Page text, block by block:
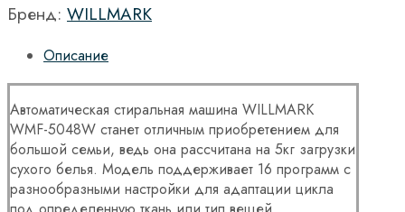
Бренд: WILLMARK
Описание
Автоматическая стиральная машина WILLMARK
WMF-5048W станет отличным приобретением для
большой семьи, ведь она рассчитана на 5кг загрузки
сухого белья. Модель поддерживает 16 программ с
разнообразными настройки для адаптации цикла